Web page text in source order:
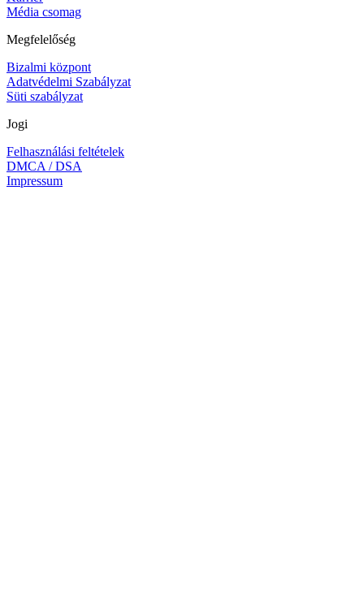
Média csomag
Megfelelőség
Bizalmi központ
Adatvédelmi Szabályzat
Süti szabályzat
Jogi
Felhasználási feltételek
DMCA / DSA
Impressum